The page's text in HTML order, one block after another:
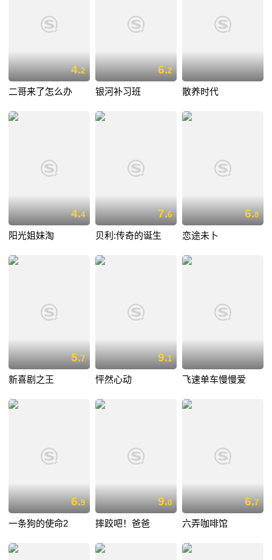
4.2
二哥来了怎么办
6.2
银河补习班 散养时代
4.4
阳光姐妹淘
7.6
贝利:传奇的诞生
6.8
恋途未卜
5.7
新喜剧之王
9.1
怦然心动 飞速单车慢慢爱
6.9
一条狗的使命2
9.0
摔跤吧！爸爸
6.7
六弄咖啡馆